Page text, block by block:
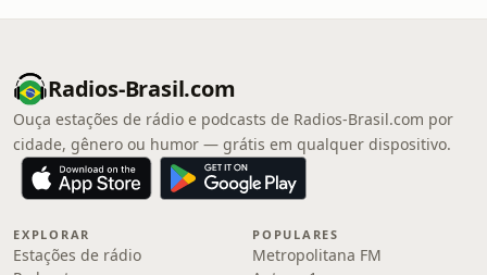
Radios-Brasil.com
Ouça estações de rádio e podcasts de Radios-Brasil.com por
cidade, gênero ou humor — grátis em qualquer dispositivo.
EXPLORAR
Estações de rádio
POPULARES
Metropolitana FM